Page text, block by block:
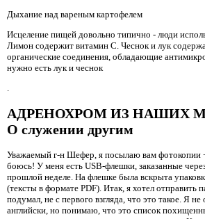
Дыхание над вареным картофелем
Исцеление пищей довольно типично - люди
Лимон содержит витамин С. Чеснок и лук
органические соединения, обладающие
нужно есть лук и чеснок
.
АДРЕНОХРОМ ИЗ НАШИХ
О служении другим
Уважаемый г-н Шефер, я посылаю вам фотокопии
боюсь! У меня есть USB-флешки, заказанные
прошлой неделе. На флешке была вскрыта
(тексты в формате PDF). Итак, я хотел отправить
подумал, не с первого взгляда, что это такое. Я
английски, но понимаю, что это список